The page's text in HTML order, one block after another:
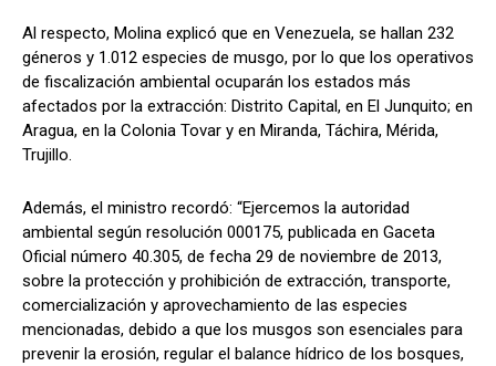
Al respecto, Molina explicó que en Venezuela, se hallan 232
géneros y 1.012 especies de musgo, por lo que los operativos
de fiscalización ambiental ocuparán los estados más
afectados por la extracción: Distrito Capital, en El Junquito; en
Aragua, en la Colonia Tovar y en Miranda, Táchira, Mérida,
Trujillo.
Además, el ministro recordó: “Ejercemos la autoridad
ambiental según resolución 000175, publicada en Gaceta
Oficial número 40.305, de fecha 29 de noviembre de 2013,
sobre la protección y prohibición de extracción, transporte,
comercialización y aprovechamiento de las especies
mencionadas, debido a que los musgos son esenciales para
prevenir la erosión, regular el balance hídrico de los bosques,